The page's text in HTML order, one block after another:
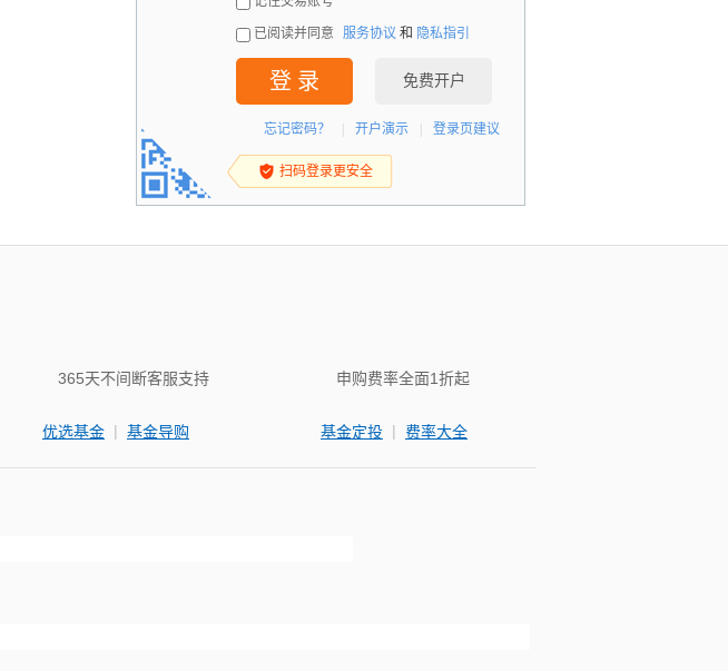
已阅读并同意 服务协议 和 隐私指引
登 录 免费开户
忘记密码？ 开户演示 登录页建议
扫码登录更安全
365天不间断客服支持
优选基金 | 基金导购
申购费率全面1折起
基金定投 | 费率大全